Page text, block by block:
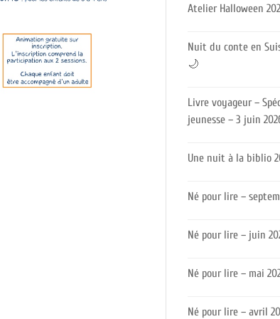
Atelier Halloween
Nuit du conte en
🌙
Livre voyageur –
jeunesse – 3 juin
Une nuit à la biblio
Né pour lire –
Né pour lire – juin
Né pour lire – mai
Né pour lire – avril